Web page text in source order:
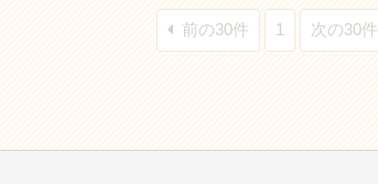
前の30件 1 次の30件